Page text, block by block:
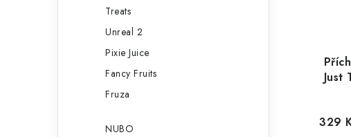
Treats
Unreal 2
Pixie Juice
Fancy Fruits
Fruza
NUBO
Just
329